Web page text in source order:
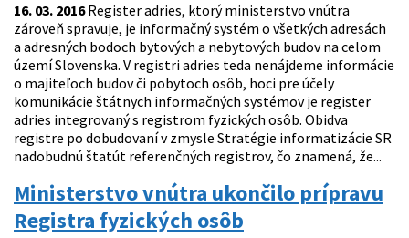
16. 03. 2016Register adries, ktorý ministerstvo vnútra
zároveň spravuje, je informačný systém o všetkých adresách
a adresných bodoch bytových a nebytových budov na celom
území Slovenska. V registri adries teda nenájdeme informácie
o majiteľoch budov či pobytoch osôb, hoci pre účely
komunikácie štátnych informačných systémov je register
adries integrovaný s registrom fyzických osôb. Obidva
registre po dobudovaní v zmysle Stratégie informatizácie SR
nadobudnú štatút referenčných registrov, čo znamená, že...
Ministerstvo vnútra ukončilo prípravu
Registra fyzických osôb